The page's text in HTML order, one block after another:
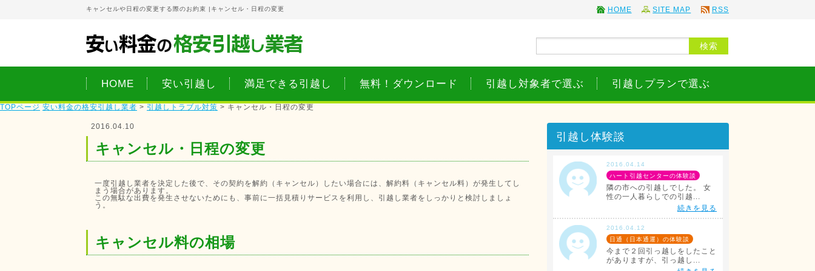
キャンセルや日程の変更する際のお約束 | キャンセル・日程の変更 HOME SITE MAP RSS
HOME 安い引越し 満足できる引越し 無料！ダウンロード 引越し対象者で選ぶ 引越しプランで選ぶ
TOPページ 安い料金の格安引越し業者 > 引越しトラブル対策 > キャンセル・日程の変更
2016.04.10
キャンセル・日程の変更
一度引越し業者を決定した後で、その契約を解約（キャンセル）したい場合には、解約料（キャンセル料）が発生してし
まう場合があります。
この無駄な出費を発生させないためにも、事前に一括見積りサービスを利用し、引越し業者をしっかりと検討しましょ
う。
キャンセル料の相場
引越し体験談
2016.04.14
ハート引越センターの体験談
隣の市への引越しでした。 女
性の一人暮らしでの引越...
続きを見る
2016.04.12
日通（日本通運）の体験談
今まで２回引っ越しをしたこと
がありますが、引っ越し...